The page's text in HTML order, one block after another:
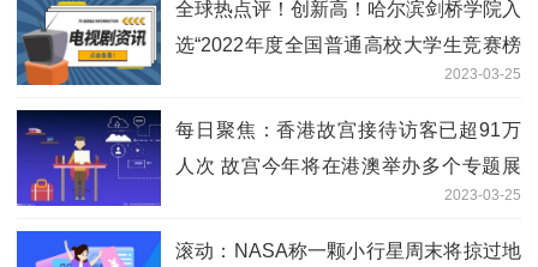
全球热点评！创新高！哈尔滨剑桥学院入
选“2022年度全国普通高校大学生竞赛榜
2023-03-25
每日聚焦：香港故宫接待访客已超91万
人次 故宫今年将在港澳举办多个专题展
2023-03-25
滚动：NASA称一颗小行星周末将掠过地